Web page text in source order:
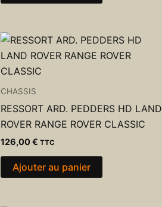
CHASSIS
RESSORT ARD. PEDDERS HD LAND
ROVER RANGE ROVER CLASSIC
126,00€ TTC
Ajouter au panier